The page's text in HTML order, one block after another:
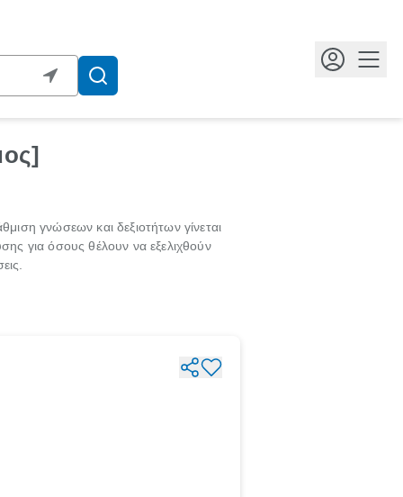
γνώσεων και δεξιοτήτων γίνεται
για όσους θέλουν να εξελιχθούν